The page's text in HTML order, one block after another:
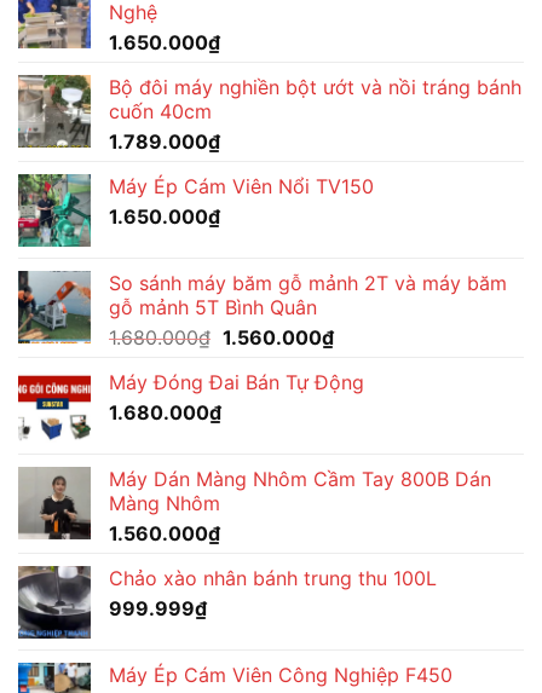
Nghệ
1.650.000₫
Bộ đôi máy nghiền bột ướt và nồi tráng bánh
cuốn 40cm
1.789.000₫
Máy Ép Cám Viên Nổi TV150
1.650.000₫
So sánh máy băm gỗ mảnh 2T và máy băm
gỗ mảnh 5T Bình Quân
1.680.000₫ Giá
là:
1.680.000₫.
1.560.000₫Giá
tại
Máy Đóng Đai Bán Tự Động
1.680.000₫
Máy Dán Màng Nhôm Cầm Tay 800B Dán
Màng Nhôm
1.560.000₫
Chảo xào nhân bánh trung thu 100L
999.999₫
Máy Ép Cám Viên Công Nghiệp F450